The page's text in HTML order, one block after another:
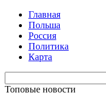
Главная
Польша
Россия
Политика
Карта
Топовые новости